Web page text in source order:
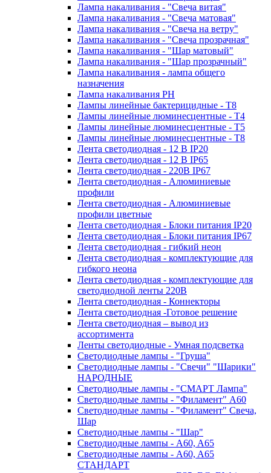
Лампа накаливания - "Свеча витая"
Лампа накаливания - "Свеча матовая"
Лампа накаливания - "Свеча на ветру"
Лампа накаливания - "Свеча прозрачная"
Лампа накаливания - "Шар матовый"
Лампа накаливания - "Шар прозрачный"
Лампа накаливания - лампа общего
назначения
Лампа накаливания РН
Лампы линейные бактерицидные - Т8
Лампы линейные люминесцентные - Т4
Лампы линейные люминесцентные - Т5
Лампы линейные люминесцентные - Т8
Лента светодиодная - 12 В IP20
Лента светодиодная - 12 В IP65
Лента светодиодная - 220В IP67
Лента светодиодная - Алюминиевые
профили
Лента светодиодная - Алюминиевые
профили цветные
Лента светодиодная - Блоки питания IP20
Лента светодиодная - Блоки питания IP67
Лента светодиодная - гибкий неон
Лента светодиодная - комплектующие для
гибкого неона
Лента светодиодная - комплектующие для
светодиодной ленты 220В
Лента светодиодная - Коннекторы
Лента светодиодная -Готовое решение
Лента светодиодная – вывод из
ассортимента
Ленты светодиодные - Умная подсветка
Светодиодные лампы - "Груша"
Светодиодные лампы - "Свечи" "Шарики"
НАРОДНЫЕ
Светодиодные лампы - "СМАРТ Лампа"
Светодиодные лампы - "Филамент" A60
Светодиодные лампы - "Филамент" Свеча,
Шар
Светодиодные лампы - "Шар"
Светодиодные лампы - A60, A65
Светодиодные лампы - A60, A65
СТАНДАРТ